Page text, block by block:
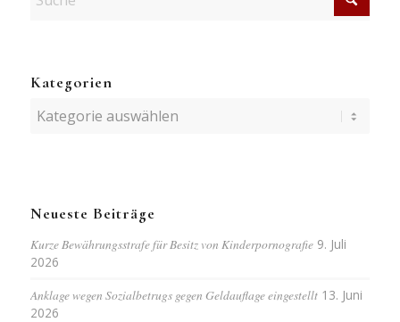
Kategorien
Kategorien
Neueste Beiträge
Kurze Bewährungsstrafe für Besitz von Kinderpornografie 9. Juli
2026
Anklage wegen Sozialbetrugs gegen Geldauflage eingestellt 13. Juni
2026